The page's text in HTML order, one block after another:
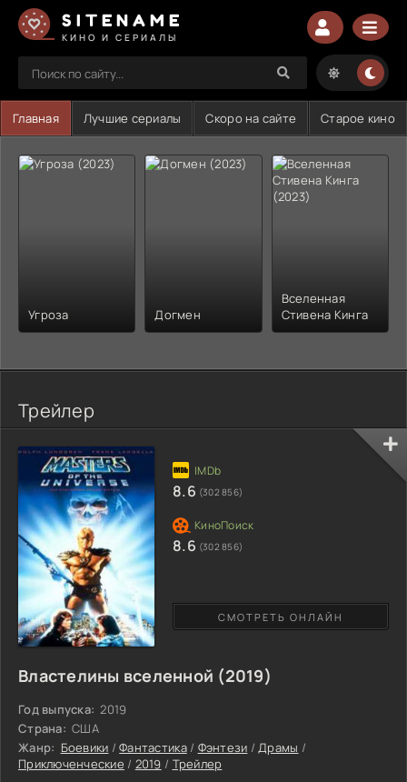
SITENAME
КИНО И СЕРИАЛЫ
Главная Лучшие сериалы Скоро на сайте Старое кино
Угроза Догмен
Вселенная
Стивена Кинга
Трейлер
Властелины вселенной (2019)
Год выпуска: 2019
Страна: США
Жанр: Боевики /Фантастика/ Фэнтези /Драмы /
Приключенческие / 2019 / Трейлер
СМОТРЕТЬ ОНЛАЙН
8.6 (302 856)
8.6 (302 856)